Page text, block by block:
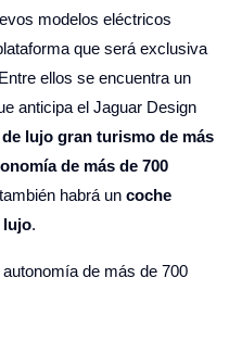
modelos eléctricos
que será exclusiva
ellos se encuentra un
anticipa el Jaguar Design
lujo gran turismo de más
de más de 700
habrá un coche
lujo.
de más de 700